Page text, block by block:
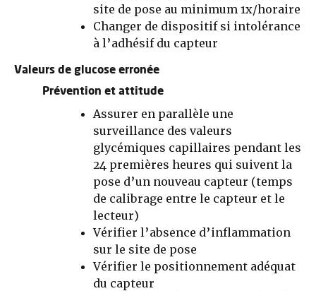
site de pose au minimum 1x/horaire
Changer de dispositif si intolérance
à l’adhésif du capteur
Valeurs de glucose erronée
Prévention et attitude
Assurer en parallèle une
surveillance des valeurs
glycémiques capillaires pendant les
24 premières heures qui suivent la
pose d’un nouveau capteur (temps
de calibrage entre le capteur et le
lecteur)
Vérifier l’absence d’inflammation
sur le site de pose
Vérifier le positionnement adéquat
du capteur